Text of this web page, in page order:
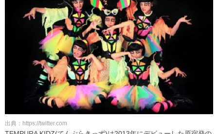
出典：https://twitter.com